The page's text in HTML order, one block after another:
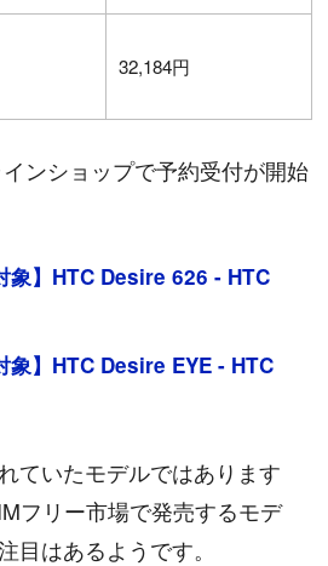
32,184円
ンショップで予約受付が開始
象】HTC Desire 626 - HTC
象】HTC Desire EYE - HTC
ていたモデルではあります
フリー市場で発売するモデ
目はあるようです。